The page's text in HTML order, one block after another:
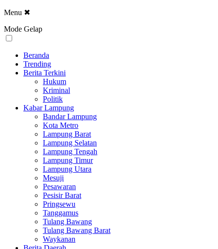
Menu ✖
Mode Gelap
Beranda
Trending
Berita Terkini
Hukum
Kriminal
Politik
Kabar Lampung
Bandar Lampung
Kota Metro
Lampung Barat
Lampung Selatan
Lampung Tengah
Lampung Timur
Lampung Utara
Mesuji
Pesawaran
Pesisir Barat
Pringsewu
Tanggamus
Tulang Bawang
Tulang Bawang Barat
Waykanan